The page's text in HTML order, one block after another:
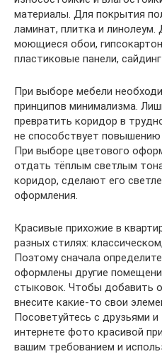
материалы. Для покрытия
ламинат, плитка и
моющиеся обои,
пластиковые панели,
При выборе мебели
принципов минимализма.
превратить коридор в
не способствует повышению
При выборе цветового
отдать тёплым светлым
коридор, сделают его
оформления.
Красивые прихожие в
разных стилях:
Поэтому сначала
оформлены другие
стыковок. Чтобы добавить
внесите какие-то свои
Посоветуйтесь с друзьями
интернете фото красивой
вашим требованием и